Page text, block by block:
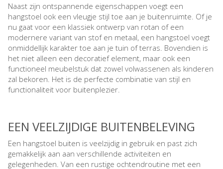
Naast zijn ontspannende eigenschappen voegt een
hangstoel ook een vleugje stijl toe aan je buitenruimte. Of je
nu gaat voor een klassiek ontwerp van rotan of een
modernere variant van stof en metaal, een hangstoel voegt
onmiddellijk karakter toe aan je tuin of terras. Bovendien is
het niet alleen een decoratief element, maar ook een
functioneel meubelstuk dat zowel volwassenen als kinderen
zal bekoren. Het is de perfecte combinatie van stijl en
functionaliteit voor buitenplezier.
EEN VEELZIJDIGE BUITENBELEVING
Een hangstoel buiten is veelzijdig in gebruik en past zich
gemakkelijk aan aan verschillende activiteiten en
gelegenheden. Van een rustige ochtendroutine met een